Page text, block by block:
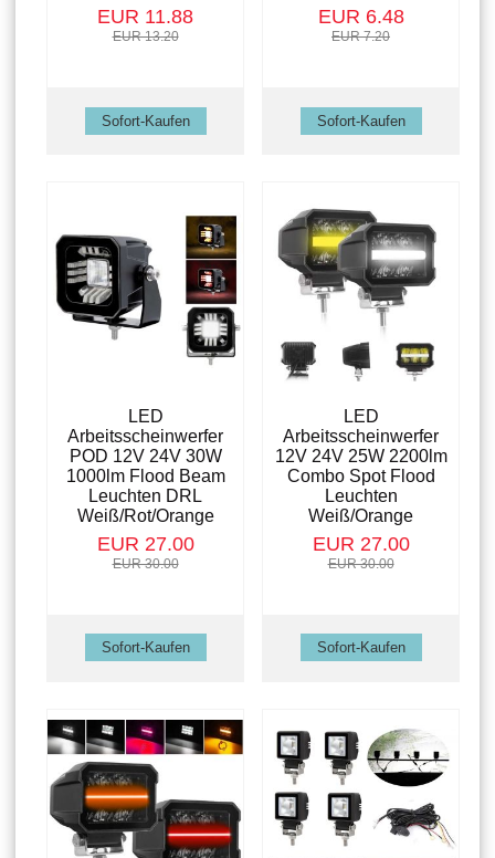
EUR 11.88
EUR 13.20
EUR 6.48
EUR 7.20
LED
Arbeitsscheinwerfer
POD 12V 24V 30W
1000lm Flood Beam
Leuchten DRL
Weiß/Rot/Orange
EUR 27.00
EUR 30.00
LED
Arbeitsscheinwerfer
12V 24V 25W 2200lm
Combo Spot Flood
Leuchten
Weiß/Orange
EUR 27.00
EUR 30.00